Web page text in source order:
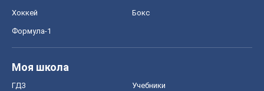
Хоккей Бокс
Формула-1
Моя школа
ГДЗ Учебники